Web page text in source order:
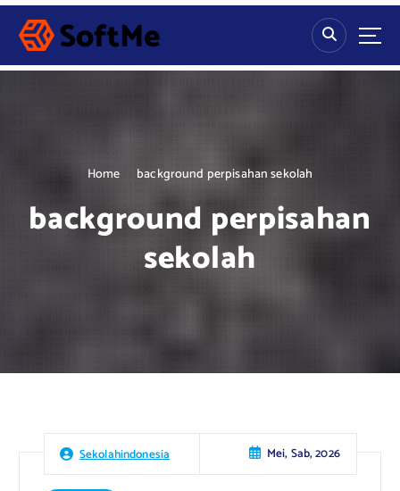
S
p
Home background perpisahan sekolah
background perpisahan
sekolah
Sekolahindonesia Mei, Sab, 2026